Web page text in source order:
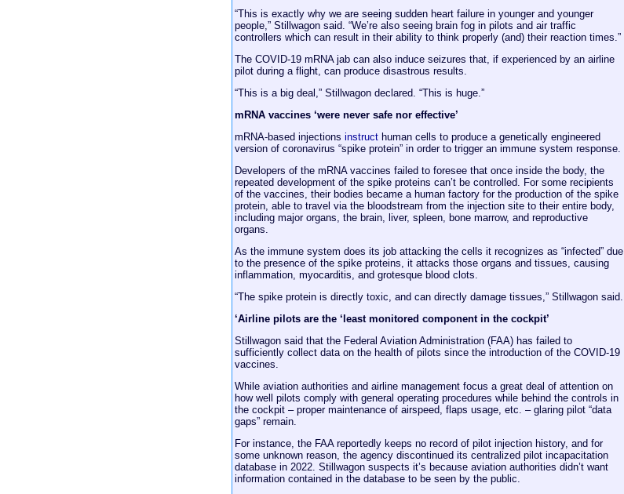
“This is exactly why we are seeing sudden heart failure in younger and younger
people,” Stillwagon said. “We’re also seeing brain fog in pilots and air traffic
controllers which can result in their ability to think properly (and) their reaction times.”
The COVID-19 mRNA jab can also induce seizures that, if experienced by an airline
pilot during a flight, can produce disastrous results.
“This is a big deal,” Stillwagon declared. “This is huge.”
mRNA vaccines ‘were never safe nor effective’
mRNA-based injectionsinstruct human cells to produce a genetically engineered
version of coronavirus “spike protein” in order to trigger an immune system response.
Developers of the mRNA vaccines failed to foresee that once inside the body, the
repeated development of the spike proteins can’t be controlled. For some recipients
of the vaccines, their bodies became a human factory for the production of the spike
protein, able to travel via the bloodstream from the injection site to their entire body,
including major organs, the brain, liver, spleen, bone marrow, and reproductive
organs.
As the immune system does its job attacking the cells it recognizes as “infected” due
to the presence of the spike proteins, it attacks those organs and tissues, causing
inflammation, myocarditis, and grotesque blood clots.
“The spike protein is directly toxic, and can directly damage tissues,” Stillwagon said.
‘Airline pilots are the ‘least monitored component in the cockpit’
Stillwagon said that the Federal Aviation Administration (FAA) has failed to
sufficiently collect data on the health of pilots since the introduction of the COVID-19
vaccines.
While aviation authorities and airline management focus a great deal of attention on
how well pilots comply with general operating procedures while behind the controls in
the cockpit – proper maintenance of airspeed, flaps usage, etc. – glaring pilot “data
gaps” remain.
For instance, the FAA reportedly keeps no record of pilot injection history, and for
some unknown reason, the agency discontinued its centralized pilot incapacitation
database in 2022. Stillwagon suspects it’s because aviation authorities didn’t want
information contained in the database to be seen by the public.